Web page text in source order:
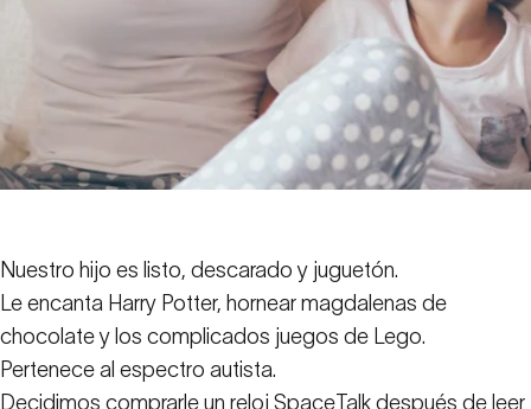
Nuestro hijo es listo, descarado y juguetón.
Le encanta Harry Potter, hornear magdalenas de
chocolate y los complicados juegos de Lego.
Pertenece al espectro autista.
Decidimos comprarle un reloj SpaceTalk después de leer